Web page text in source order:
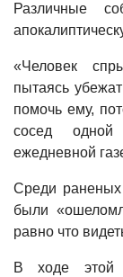
Различные
«Человек
пытаясь
помочь ему,
сосед одной
ежедневной
Среди раненых
были
равно что
В ходе этой